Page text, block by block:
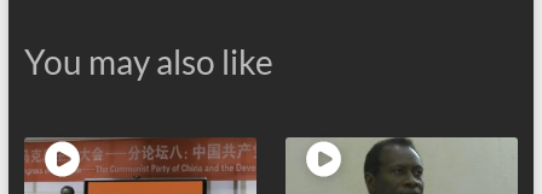
You may also like